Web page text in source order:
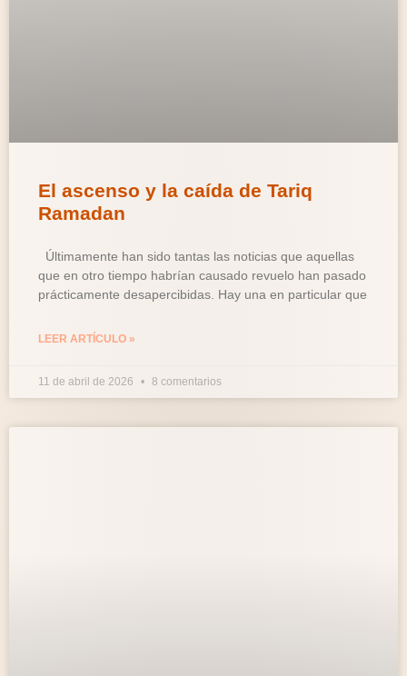
El ascenso y la caída de Tariq
Ramadan
Últimamente han sido tantas las noticias que aquellas
que en otro tiempo habrían causado revuelo han pasado
prácticamente desapercibidas. Hay una en particular que
LEER ARTÍCULO »
11 de abril de 2026 8 comentarios